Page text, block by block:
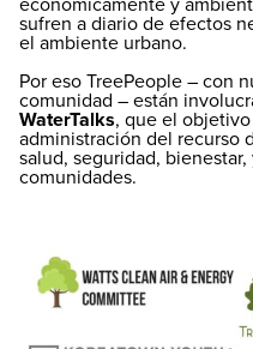
económicamente y
sufren a diario de efectos
el ambiente urbano.
Por eso TreePeople – con
comunidad – están
WaterTalks, que el
administración del recurso
salud, seguridad,
comunidades.